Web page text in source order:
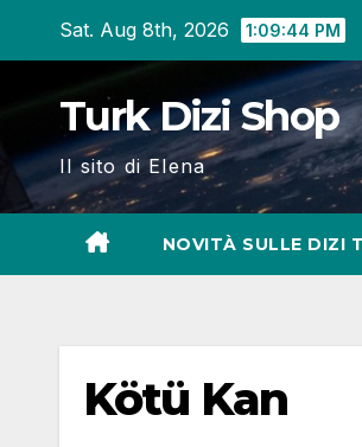
Sat. Aug 8th, 2026 1:09:46 PM
Turk Dizi Shop
Il sito di Elena
NOVITÀ SULLE DIZI
Kötü Kan